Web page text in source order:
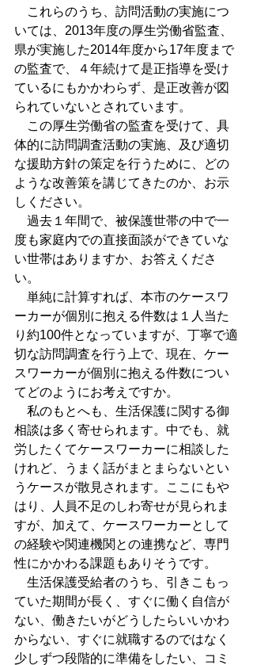
これらのうち、訪問活動の実施につ
いては、2013年度の厚生労働省監査、
県が実施した2014年度から17年度まで
の監査で、４年続けて是正指導を受け
ているにもかかわらず、是正改善が図
られていないとされています。
この厚生労働省の監査を受けて、具
体的に訪問調査活動の実施、及び適切
な援助方針の策定を行うために、どの
ような改善策を講じてきたのか、お示
しください。
過去１年間で、被保護世帯の中で一
度も家庭内での直接面談ができていな
い世帯はありますか、お答えくださ
い。
単純に計算すれば、本市のケースワ
ーカーが個別に抱える件数は１人当た
り約100件となっていますが、丁寧で適
切な訪問調査を行う上で、現在、ケー
スワーカーが個別に抱える件数につい
てどのようにお考えですか。
私のもとへも、生活保護に関する御
相談は多く寄せられます。中でも、就
労したくてケースワーカーに相談した
けれど、うまく話がまとまらないとい
うケースが散見されます。ここにもや
はり、人員不足のしわ寄せが見られま
すが、加えて、ケースワーカーとして
の経験や関連機関との連携など、専門
性にかかわる課題もありそうです。
生活保護受給者のうち、引きこもっ
ていた期間が長く、すぐに働く自信が
ない、働きたいがどうしたらいいかわ
からない、すぐに就職するのではなく
少しずつ段階的に準備をしたい、コミ